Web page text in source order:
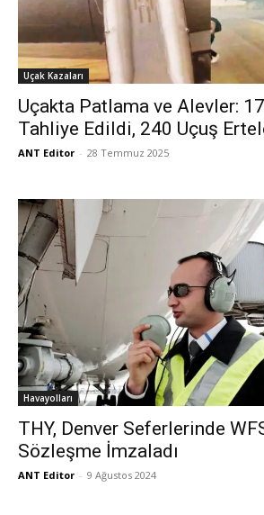
Uçak Kazaları
Uçakta Patlama ve Alevler:
Tahliye Edildi, 240 Uçuş
ANT Editor - 28 Temmuz 2025
Havayolları
THY, Denver Seferlerinde
Sözleşme İmzaladı
ANT Editor - 9 Ağustos 2024